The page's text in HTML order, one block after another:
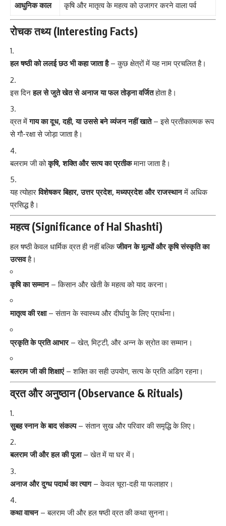
आधुनिक काल कृषि और मातृत्व के महत्व को उजागर करने वाला पर्व
रोचक तथ्य (Interesting Facts)
हल षष्ठी को ललई छठ भी कहा जाता है– कुछ क्षेत्रों में यह नाम प्रचलित है।
इस दिनहल से जुते खेत से अनाज या फल तोड़ना वर्जितहोता है।
व्रत मेंगाय का दूध, दही, या उससे बने व्यंजन नहीं खाते– इसे प्रतीकात्मक रूप
से गौ-रक्षा से जोड़ा जाता है।
बलराम जी कोकृषि, शक्ति और सत्य का प्रतीकमाना जाता है।
यह त्योहारविशेषकर बिहार, उत्तर प्रदेश, मध्यप्रदेश और राजस्थानमें अधिक
प्रसिद्ध है।
महत्व (Significance of Hal Shashti)
हल षष्ठी केवल धार्मिक व्रत ही नहीं बल्किजीवन के मूल्यों और कृषि संस्कृति का
उत्सवहै।
कृषि का सम्मान– किसान और खेती के महत्व को याद करना।
मातृत्व की रक्षा– संतान के स्वास्थ्य और दीर्घायु के लिए प्रार्थना।
प्रकृति के प्रति आभार– खेत, मिट्टी, और अन्न के स्रोत का सम्मान।
बलराम जी की शिक्षाएं– शक्ति का सही उपयोग, सत्य के प्रति अडिग रहना।
व्रत और अनुष्ठान (Observance & Rituals)
सुबह स्नान के बाद संकल्प– संतान सुख और परिवार की समृद्धि के लिए।
बलराम जी और हल की पूजा– खेत में या घर में।
अनाज और दुग्ध पदार्थ का त्याग– केवल चूरा-दही या फलाहार।
कथा वाचन– बलराम जी और हल षष्ठी व्रत की कथा सुनना।